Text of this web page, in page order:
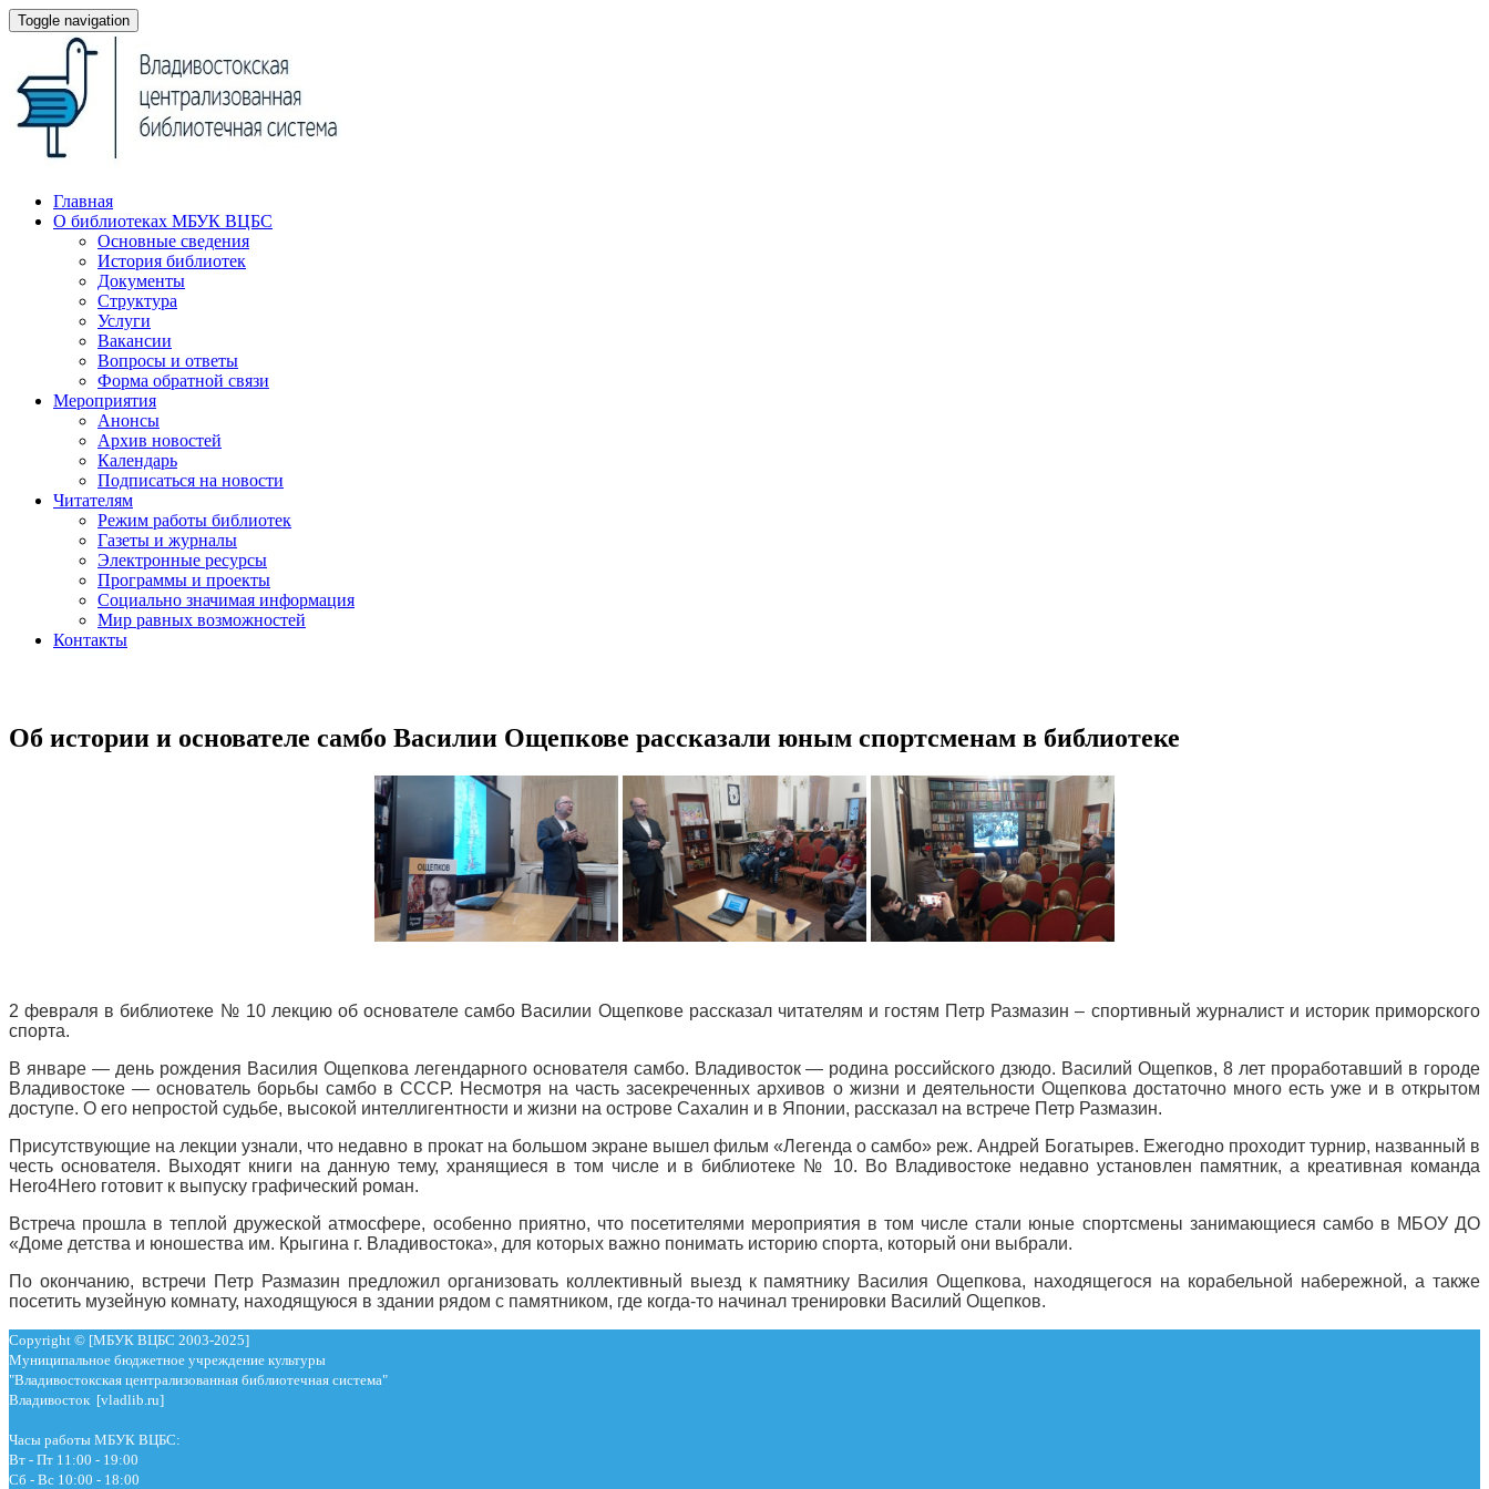
Toggle navigation
Главная
О библиотеках МБУК ВЦБС
Основные сведения
История библиотек
Документы
Структура
Услуги
Вакансии
Вопросы и ответы
Форма обратной связи
Мероприятия
Анонсы
Архив новостей
Календарь
Подписаться на новости
Читателям
Режим работы библиотек
Газеты и журналы
Электронные ресурсы
Программы и проекты
Социально значимая информация
Мир равных возможностей
Контакты
Об истории и основателе самбо Василии Ощепкове рассказали юным спортсменам в библиотеке
2 февраля в библиотеке № 10 лекцию об основателе самбо Василии Ощепкове рассказал читателям и гостям Петр Размазин – спортивный журналист и историк приморского
спорта.
В январе — день рождения Василия Ощепкова легендарного основателя самбо. Владивосток — родина российского дзюдо. Василий Ощепков, 8 лет проработавший в городе
Владивостоке — основатель борьбы самбо в СССР. Несмотря на часть засекреченных архивов о жизни и деятельности Ощепкова достаточно много есть уже и в открытом
доступе. О его непростой судьбе, высокой интеллигентности и жизни на острове Сахалин и в Японии, рассказал на встрече Петр Размазин.
Присутствующие на лекции узнали, что недавно в прокат на большом экране вышел фильм «Легенда о самбо» реж. Андрей Богатырев. Ежегодно проходит турнир, названный в
честь основателя. Выходят книги на данную тему, хранящиеся в том числе и в библиотеке № 10. Во Владивостоке недавно установлен памятник, а креативная команда
Hero4Hero готовит к выпуску графический роман.
Встреча прошла в теплой дружеской атмосфере, особенно приятно, что посетителями мероприятия в том числе стали юные спортсмены занимающиеся самбо в МБОУ ДО
«Доме детства и юношества им. Крыгина г. Владивостока», для которых важно понимать историю спорта, который они выбрали.
По окончанию, встречи Петр Размазин предложил организовать коллективный выезд к памятнику Василия Ощепкова, находящегося на корабельной набережной, а также
посетить музейную комнату, находящуюся в здании рядом с памятником, где когда-то начинал тренировки Василий Ощепков.
Copyright © [МБУК ВЦБС 2003-2025]
Муниципальное бюджетное учреждение культуры
"Владивостокская централизованная библиотечная система"
Владивосток [vladlib.ru]
Часы работы МБУК ВЦБС:
Вт - Пт 11:00 - 19:00
Сб - Вс 10:00 - 18:00